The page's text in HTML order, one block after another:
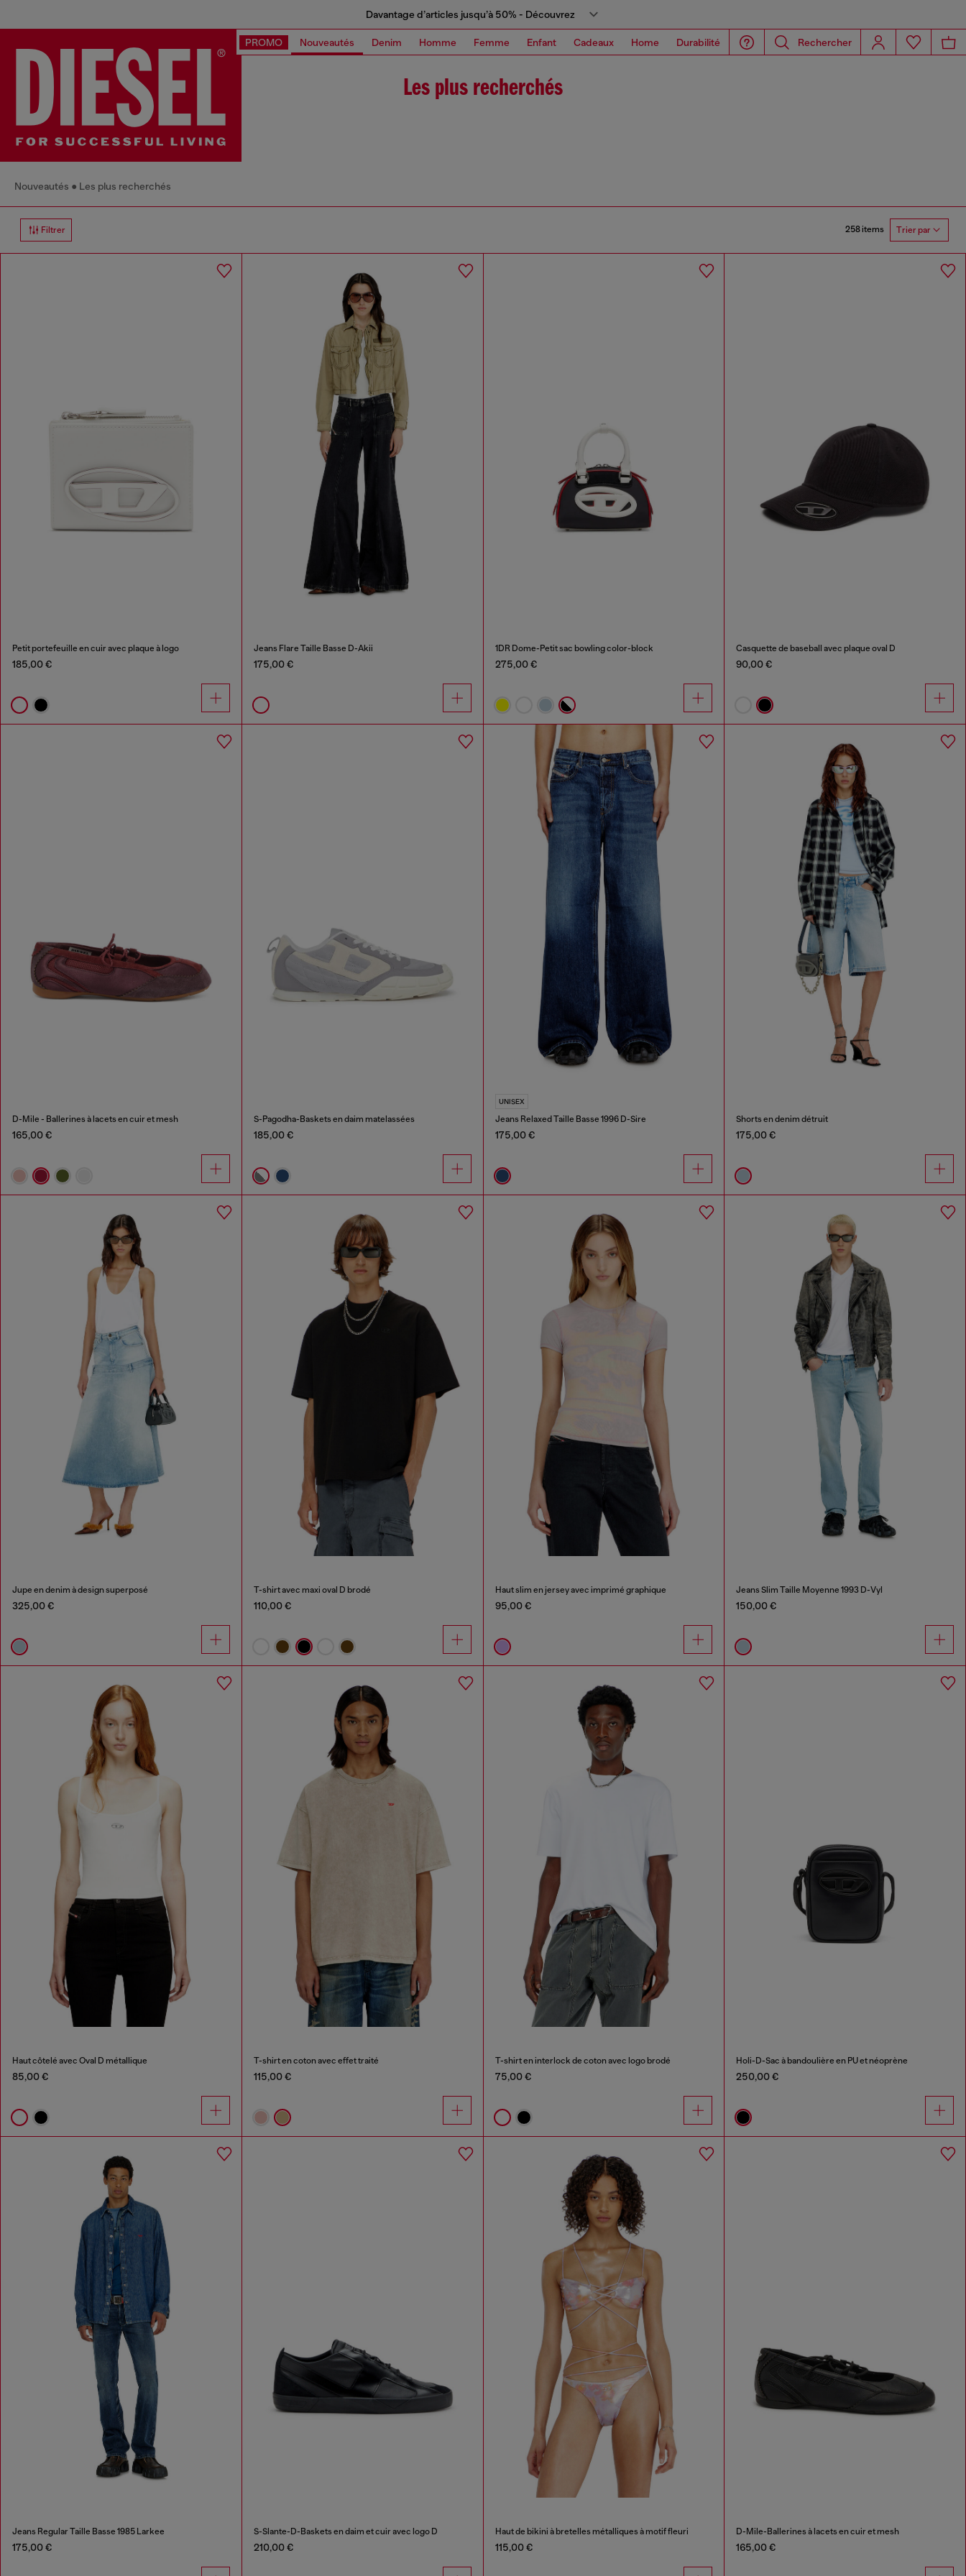
Davantage d’articles jusqu’à 50% - Découvrez
PROMO Nouveautés Denim Homme Femme Enfant Cadeaux Home Durabilité Rechercher
Les plus recherchés
Nouveautés Les plus recherchés
Filtrer 258 items Trier par
Petit portefeuille en cuir avec plaque à logo
185,00 €
Jeans Flare Taille Basse D-Akii
175,00 €
1DR Dome-Petit sac bowling color-block
275,00 €
Casquette de baseball avec plaque oval D
90,00 €
D-Mile - Ballerines à lacets en cuir et mesh
165,00 €
S-Pagodha-Baskets en daim matelassées
185,00 €
UNISEX
Jeans Relaxed Taille Basse 1996 D-Sire
175,00 €
Shorts en denim détruit
175,00 €
Jupe en denim à design superposé
325,00 €
T-shirt avec maxi oval D brodé
110,00 €
Haut slim en jersey avec imprimé graphique
95,00 €
Jeans Slim Taille Moyenne 1993 D-Vyl
150,00 €
Haut côtelé avec Oval D métallique
85,00 €
T-shirt en coton avec effet traité
115,00 €
T-shirt en interlock de coton avec logo brodé
75,00 €
Holi-D-Sac à bandoulière en PU et néoprène
250,00 €
Jeans Regular Taille Basse 1985 Larkee
175,00 €
S-Slante-D-Baskets en daim et cuir avec logo D
210,00 €
Haut de bikini à bretelles métalliques à motif fleuri
115,00 €
D-Mile-Ballerines à lacets en cuir et mesh
165,00 €